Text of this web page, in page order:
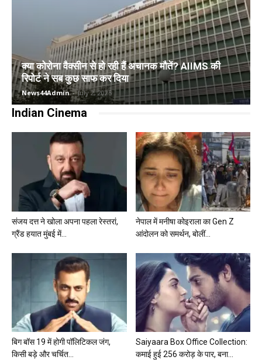
क्या कोरोना वैक्सीन से हो रही हैं अचानक मौतें? AIIMS की
रिपोर्ट ने सब कुछ साफ कर दिया
News44Admin - July 2, 2025
Indian Cinema
संजय दत्त ने खोला अपना पहला रेस्तरां,
ग्रैंड हयात मुंबई में...
नेपाल में मनीषा कोइराला का Gen Z
आंदोलन को समर्थन, बोलीं...
बिग बॉस 19 में होगी पॉलिटिकल जंग,
किसी बड़े और चर्चित...
Saiyaara Box Office Collection:
कमाई हुई 256 करोड़ के पार, बना...